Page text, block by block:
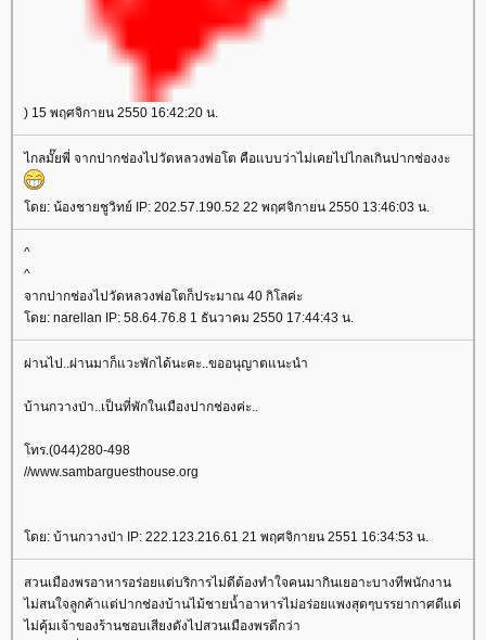
) 15 พฤศจิกายน 2550 16:42:20 น.
ไกลมั๊ยพี่ จากปากช่องไปวัดหลวงพ่อโต คือแบบว่าไม่เคยไปไกลเกินปากช่องงะ
ดย: น้องชายชูวิทย์ IP: 202.57.190.52 22 พฤศจิกายน 2550 13:46:03 น.
^
^
จากปากช่องไปวัดหลวงพ่อโตก็ประมาณ 40 กิโลค่ะ
ดย: narellan IP: 58.64.76.8 1 ธันวาคม 2550 17:44:43 น.
ผ่านไป..ผ่านมาก็แวะพักได้นะคะ..ขออนุญาตแนะนำ
บ้านกวางป่า..เป็นที่พักในเมืองปากช่องค่ะ..
ทร.(044)280-498
//www.sambarguesthouse.org
ดย: บ้านกวางป่า IP: 222.123.216.61 21 พฤศจิกายน 2551 16:34:53 น.
สวนเมืองพรอาหารอร่อยแต่บริการไม่ดีต้องทำใจคนมากินเยอาะบางทีพนักงาน
ไม่สนใจลูกค้าแต่ปากช่องบ้านไม้ชายน้ำอาหารไม่อร่อยแพงสุดๆบรรยากาศดีแต่
ไม่คุ้มเจ้าของร้านชอบเสียงดังไปสวนเมืองพรดีกว่า